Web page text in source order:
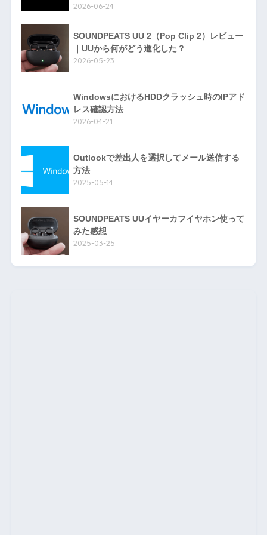
2026-06-24
SOUNDPEATS UU 2（Pop Clip 2）レビュー
｜UUから何がどう進化した？
2026-05-23
WindowsにおけるHDDクラッシュ時のIPアド
レス確認方法
2026-04-21
Outlookで差出人を選択してメール送信する
方法
2025-05-14
SOUNDPEATS UUイヤーカフイヤホン使って
みた感想
2025-03-25